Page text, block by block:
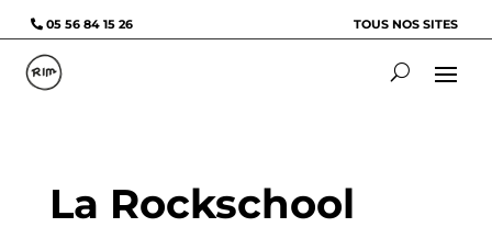
05 56 84 15 26 TOUS NOS SITES
La Rockschool